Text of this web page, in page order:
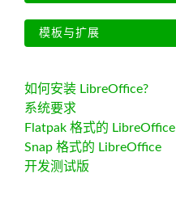
模板与扩展
如何安装 LibreOffice?
系统要求
Flatpak 格式的 LibreOffice
Snap 格式的 LibreOffice
开发测试版